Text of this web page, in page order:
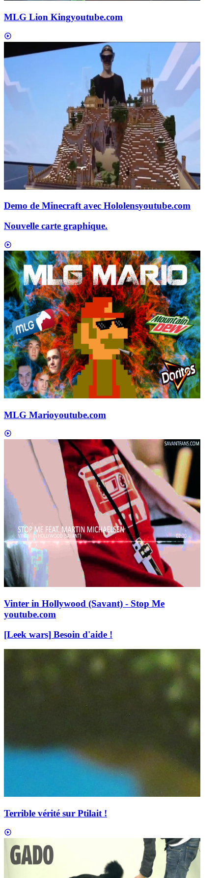
MLG Lion Kingyoutube.com
Demo de Minecraft avec Hololensyoutube.com
Nouvelle carte graphique.
MLG Marioyoutube.com
Vinter in Hollywood (Savant) - Stop Me
youtube.com
[Leek wars] Besoin d'aide !
Terrible vérité sur Ptilait !